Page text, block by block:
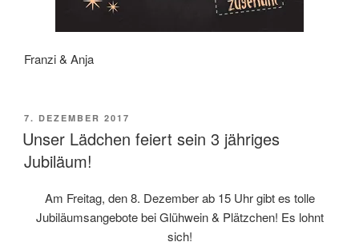
Franzi & Anja
VERÖFFENTLICHT
AM
7. DEZEMBER 2017
Unser Lädchen feiert sein 3 jähriges
Jubiläum!
Am Freitag, den 8. Dezember ab 15 Uhr gibt es tolle
Jubiläumsangebote bei Glühwein & Plätzchen! Es lohnt
sich!